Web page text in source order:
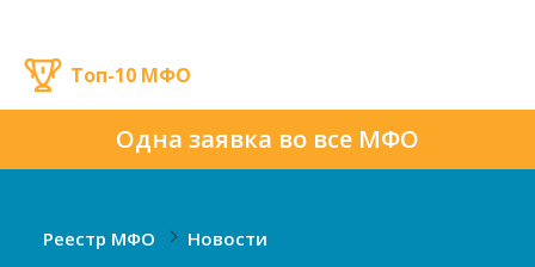
Одна заявка во все МФО
Топ-10 МФО
Реестр МФО
Новости